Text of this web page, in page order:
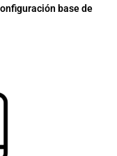
base de